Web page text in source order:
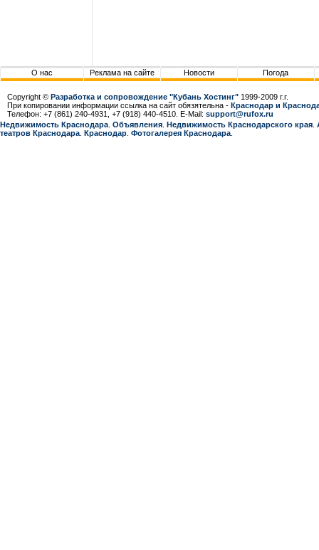
О нас Реклама на сайте Новости Погода
Copyright © Разработка и сопровождение "Кубань Хостинг" 1999-2009 г.г.
При копировании информации ссылка на сайт обязятельна - Краснодар и
Телефон: +7 (861) 240-4931, +7 (918) 440-4510. E-Mail: support@rufox.ru
Недвижимость Краснодара Объявления Недвижимость Краснодарcкого края
театров Краснодара Краснодар Фотогалерея Краснодара